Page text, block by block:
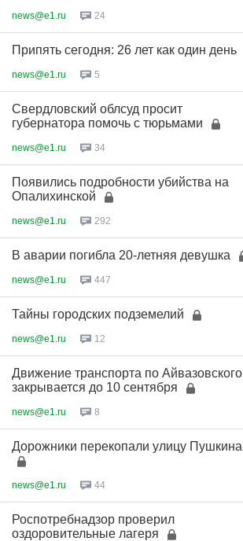
news@e1.ru 24
Припять сегодня: 26 лет как один день
news@e1.ru 5
Свердловский облсуд просит
губернатора помочь с тюрьмами
news@e1.ru 34
Появились подробности убийства на
Опалихинской
news@e1.ru 292
В аварии погибла 20-летняя девушка
news@e1.ru 447
Тайны городских подземелий
news@e1.ru 12
Движение транспорта по Айвазовского
закрывается до 10 сентября
news@e1.ru 8
Дорожники перекопали улицу Пушкина
news@e1.ru 44
Роспотребнадзор проверил
оздоровительные лагеря